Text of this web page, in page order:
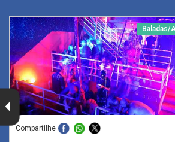
Baladas/
Compartilhe